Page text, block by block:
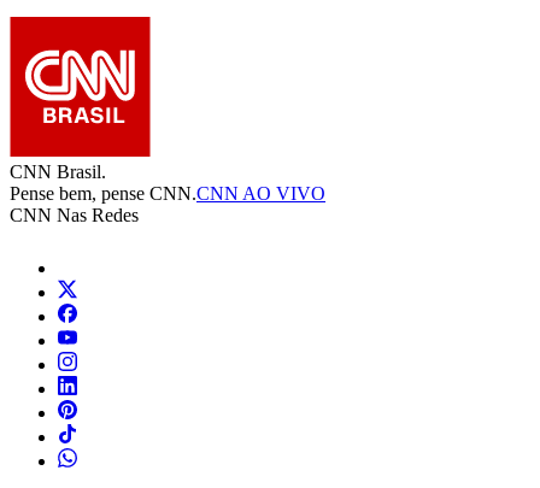
CNN Brasil.
Pense bem, pense CNN.CNN AO VIVO
CNN Nas Redes